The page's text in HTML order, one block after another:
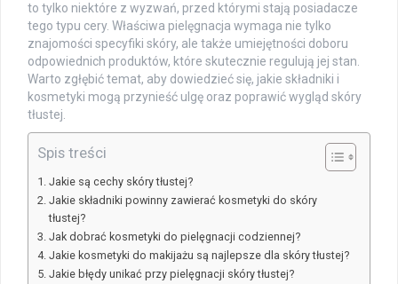
to tylko niektóre z wyzwań, przed którymi stają posiadacze
tego typu cery. Właściwa pielęgnacja wymaga nie tylko
znajomości specyfiki skóry, ale także umiejętności doboru
odpowiednich produktów, które skutecznie regulują jej stan.
Warto zgłębić temat, aby dowiedzieć się, jakie składniki i
kosmetyki mogą przynieść ulgę oraz poprawić wygląd skóry
tłustej.
Spis treści
Jakie są cechy skóry tłustej?
Jakie składniki powinny zawierać kosmetyki do skóry
tłustej?
Jak dobrać kosmetyki do pielęgnacji codziennej?
Jakie kosmetyki do makijażu są najlepsze dla skóry tłustej?
Jakie błędy unikać przy pielęgnacji skóry tłustej?